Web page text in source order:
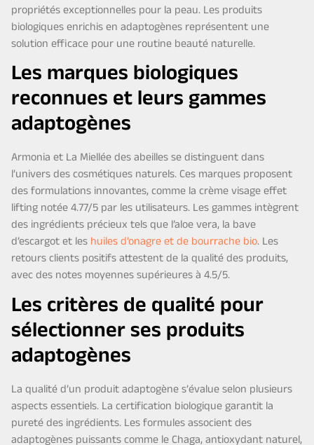
propriétés exceptionnelles pour la peau. Les produits
biologiques enrichis en adaptogènes représentent une
solution efficace pour une routine beauté naturelle.
Les marques biologiques
reconnues et leurs gammes
adaptogènes
Armonia et La Miellée des abeilles se distinguent dans
l’univers des cosmétiques naturels. Ces marques proposent
des formulations innovantes, comme la crème visage effet
lifting notée 4.77/5 par les utilisateurs. Les gammes intègrent
des ingrédients précieux tels que l’aloe vera, la bave
d’escargot et leshuiles d’onagre et de bourrache bio. Les
retours clients positifs attestent de la qualité des produits,
avec des notes moyennes supérieures à 4.5/5.
Les critères de qualité pour
sélectionner ses produits
adaptogènes
La qualité d’un produit adaptogène s’évalue selon plusieurs
aspects essentiels. La certification biologique garantit la
pureté des ingrédients. Les formules associent des
adaptogènes puissants comme le Chaga, antioxydant naturel,